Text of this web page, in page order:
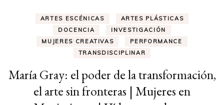
ARTES ESCÉNICAS
ARTES PLÁSTICAS
DOCENCIA
INVESTIGACIÓN
MUJERES CREATIVAS
PERFORMANCE
TRANSDISCIPLINAR
María Gray: el poder de la transformación,
el arte sin fronteras | Mujeres en